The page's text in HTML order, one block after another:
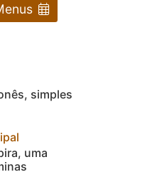
simples
uma